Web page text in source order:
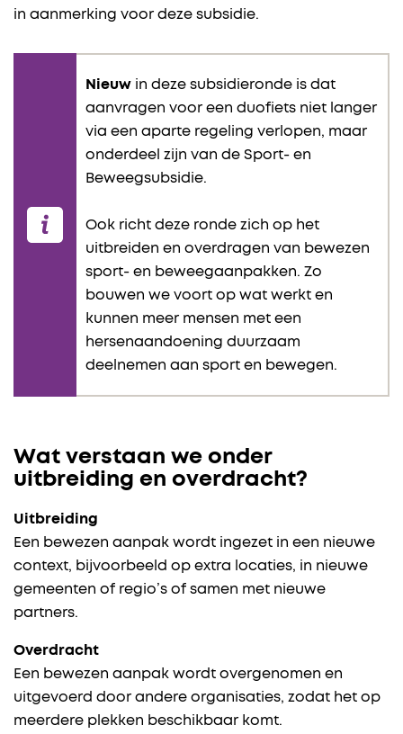
in aanmerking voor deze subsidie.
Nieuw in deze subsidieronde is dat
aanvragen voor een duofiets niet langer
via een aparte regeling verlopen, maar
onderdeel zijn van de Sport- en
Beweegsubsidie.
Ook richt deze ronde zich op het
uitbreiden en overdragen van bewezen
sport- en beweegaanpakken. Zo
bouwen we voort op wat werkt en
kunnen meer mensen met een
hersenaandoening duurzaam
deelnemen aan sport en bewegen.
Wat verstaan we onder
uitbreiding en overdracht?
Uitbreiding
Een bewezen aanpak wordt ingezet in een nieuwe
context, bijvoorbeeld op extra locaties, in nieuwe
gemeenten of regio’s of samen met nieuwe
partners.
Overdracht
Een bewezen aanpak wordt overgenomen en
uitgevoerd door andere organisaties, zodat het op
meerdere plekken beschikbaar komt.